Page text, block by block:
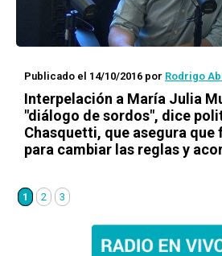
Publicado el 14/10/2016 por Rodrigo
Interpelación a María Julia
"diálogo de sordos", dice
Chasquetti, que asegura que
para cambiar las reglas y
1 2 3